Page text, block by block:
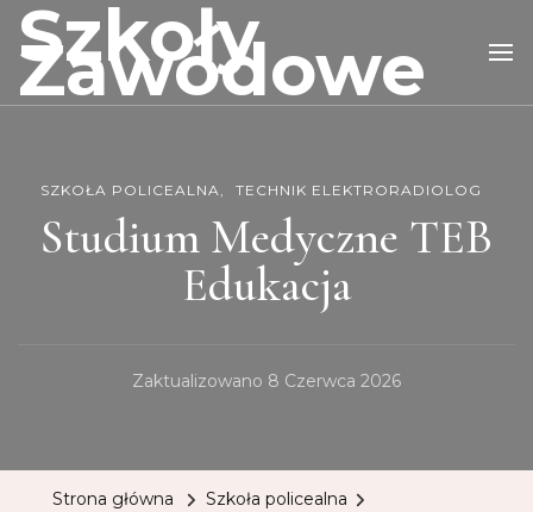
Szkoły
Zawodowe
SZKOŁA POLICEALNA TECHNIK ELEKTRORADIOLOG
Studium Medyczne TEB
Edukacja
Zaktualizowano 8 Czerwca 2026
Strona główna
Szkoła policealna